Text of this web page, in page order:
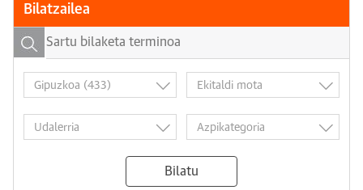
Bilatzailea
Bilatu